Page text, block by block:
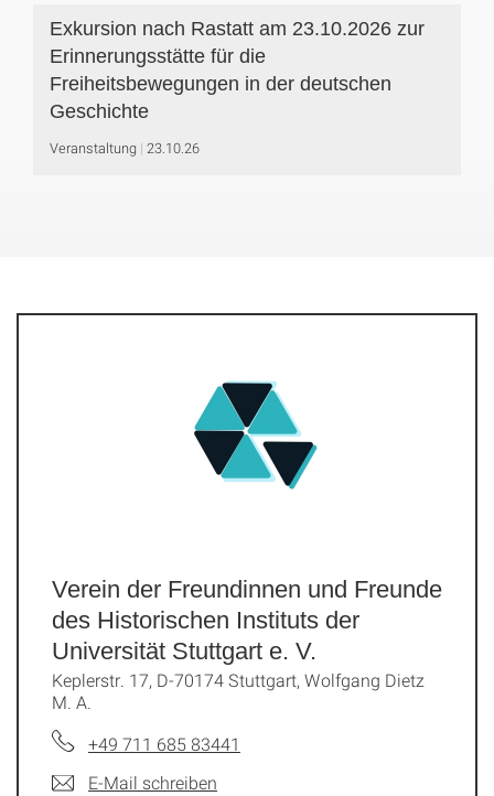
Exkursion nach Rastatt am 23.10.2026 zur
Erinnerungsstätte für die
Freiheitsbewegungen in der deutschen
Geschichte
Veranstaltung 23.10.26
Verein der Freundinnen und Freunde
des Historischen Instituts der
Universität Stuttgart e. V.
Keplerstr. 17, D-70174 Stuttgart, Wolfgang Dietz
M. A.
+49 711 685 83441
E-Mail schreiben